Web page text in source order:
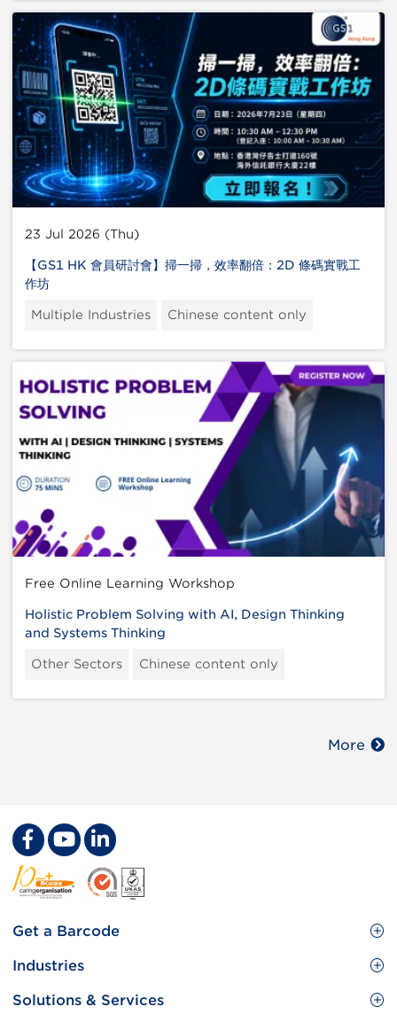
23 Jul 2026 (Thu)
【GS1 HK 會員研討會】掃一掃，效率翻倍：2D 條碼實戰工
作坊
Multiple Industries Chinese content only
Free Online Learning Workshop
Holistic Problem Solving with AI, Design Thinking
and Systems Thinking
Other Sectors Chinese content only
More
Footer
Site
Menu
Get a Barcode
GS1 Barcode
Industries
Food and Food Services
Solutions & Services